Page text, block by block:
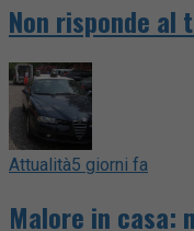
Non risponde al
Attualità5 giorni fa
Malore in casa: